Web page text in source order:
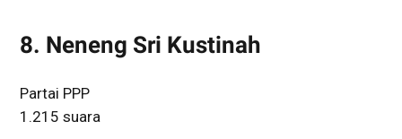
8. Neneng Sri Kustinah
Partai PPP
1.215 suara